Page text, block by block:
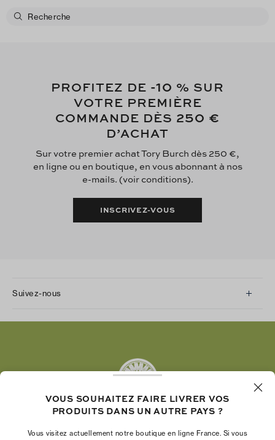
PROFITEZ DE -10 % SUR
VOTRE PREMIÈRE
COMMANDE DÈS 250 €
D’ACHAT
Sur votre premier achat Tory Burch dès 250 €,
en ligne ou en boutique, en vous abonnant à nos
e-mails. (voir conditions).
INSCRIVEZ-VOUS
Suivez-nous
Pinterest
La Fondation Tory Burch renforce le pouvoir
VOUS SOUHAITEZ FAIRE LIVRER VOS
PRODUITS DANS UN AUTRE PAYS ?
Vous visitez actuellement notre boutique en ligne France. Si vous